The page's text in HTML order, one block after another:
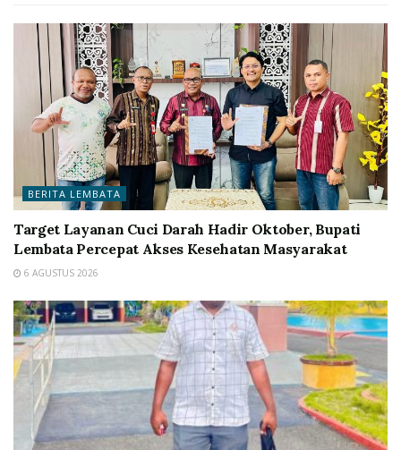
BERITA LEMBATA
Target Layanan Cuci Darah Hadir Oktober, Bupati
Lembata Percepat Akses Kesehatan Masyarakat
6 AGUSTUS 2026